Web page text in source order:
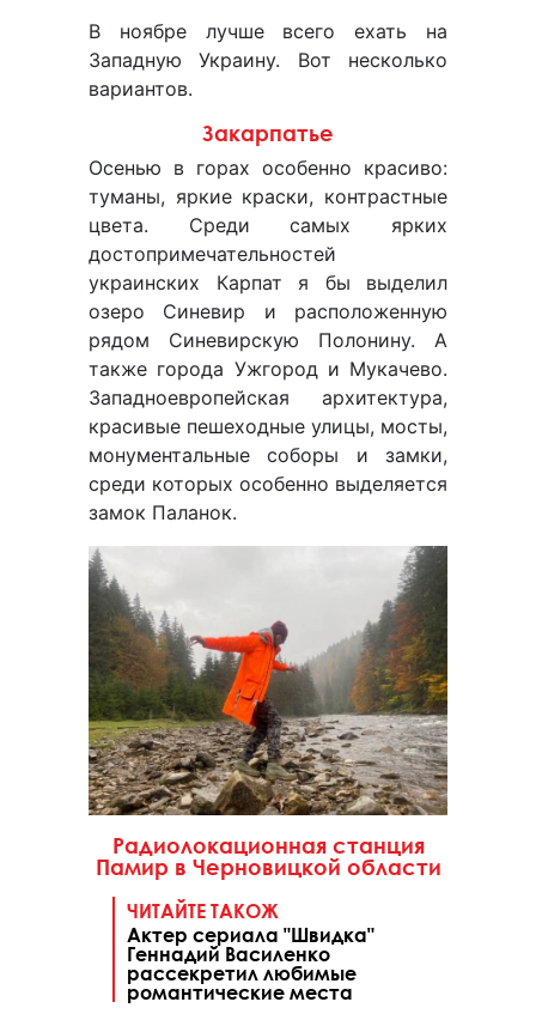
В ноябре лучше всего ехать на
Западную Украину. Вот несколько
вариантов.
Закарпатье
Осенью в горах особенно красиво:
туманы, яркие краски, контрастные
цвета. Среди самых ярких
достопримечательностей
украинских Карпат я бы выделил
озеро Синевир и расположенную
рядом Синевирскую Полонину. А
также города Ужгород и Мукачево.
Западноевропейская архитектура,
красивые пешеходные улицы, мосты,
монументальные соборы и замки,
среди которых особенно выделяется
замок Паланок.
Радиолокационная станция
Памир в Черновицкой области
ЧИТАЙТЕ ТАКОЖ
Актер сериала "Швидка"
Геннадий Василенко
рассекретил любимые
романтические места